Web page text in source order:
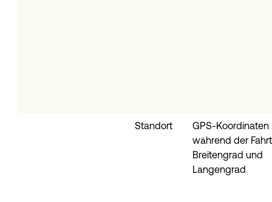
Standort
GPS-Koordinaten
während der
Breitengrad und
Längengrad